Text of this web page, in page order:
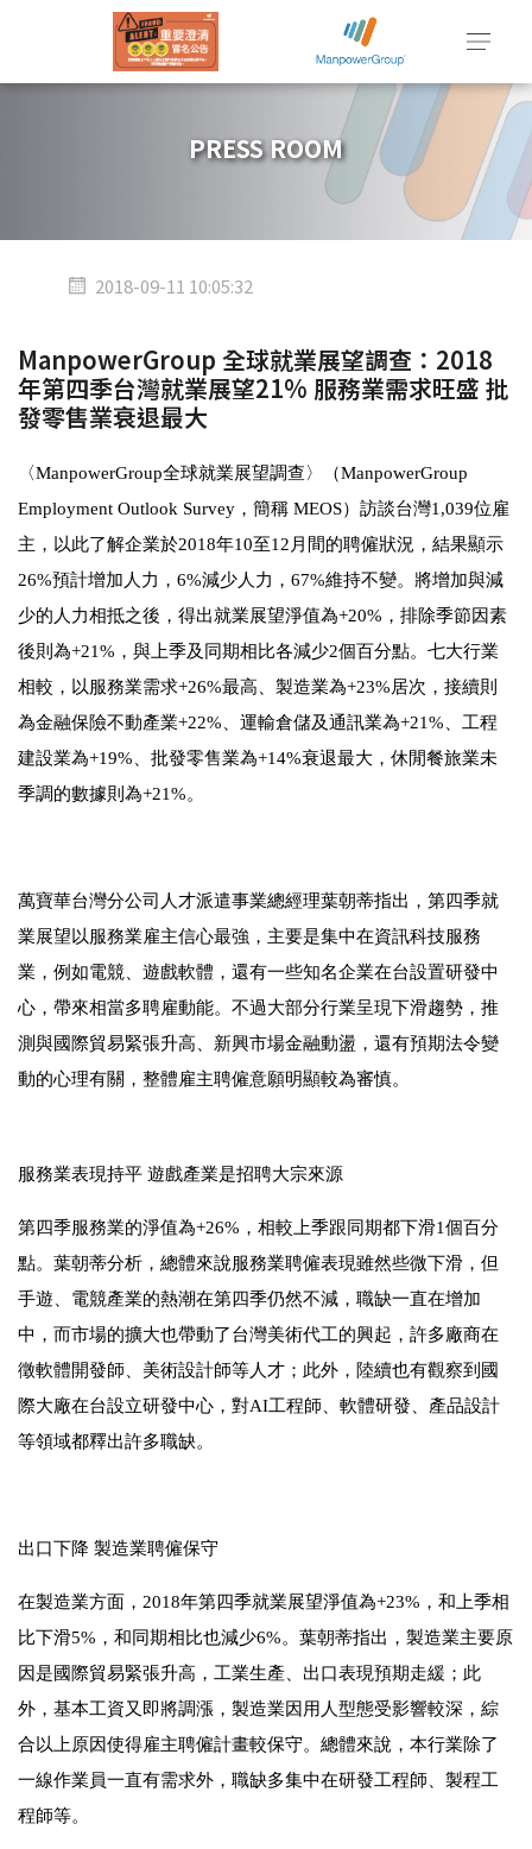
PRESS ROOM
2018-09-11 10:05:32
ManpowerGroup 全球就業展望調查：2018
年第四季台灣就業展望21% 服務業需求旺盛 批
發零售業衰退最大
〈ManpowerGroup全球就業展望調查〉（ManpowerGroup
Employment Outlook Survey ，簡稱 MEOS）訪談台灣1,039位雇
主，以此了解企業於2018年10至12 月間的聘僱狀況，結果顯示
26%預計增加人力， 6%減少人力， 67%維持不變。將增加與減
少的人力相抵之後，得出就業展望淨值為+20% ，排除季節因素
後則為+21% ，與上季及同期相比各減少2個百分點。七大行業
相較，以服務業需求+26%最高、製造業為+23%居次，接續則
為金融保險不動產業+22% 、運輸倉儲及通訊業為+21% 、工程
建設業為+19% 、批發零售業為+14%衰退最大，休閒餐旅業未
季調的數據則為+21%。
萬寶華台灣分公司人才派遣事業總經理葉朝蒂指出，第四季就
業展望以服務業雇主信心最強，主要是集中在資訊科技服務
業，例如電競、遊戲軟體，還有一些知名企業在台設置研發中
心，帶來相當多聘雇動能。不過大部分行業呈現下滑趨勢，推
測與國際貿易緊張升高、新興市場金融動盪，還有預期法令變
動的心理有關，整體雇主聘僱意願明顯較為審慎。
服務業表現持平 遊戲產業是招聘大宗來源
第四季服務業的淨值為+26% ，相較上季跟同期都下滑1個百分
點。葉朝蒂分析，總體來說服務業聘僱表現雖然些微下滑，但
手遊、電競產業的熱潮在第四季仍然不減，職缺一直在增加
中，而市場的擴大也帶動了台灣美術代工的興起，許多廠商在
徵軟體開發師、美術設計師等人才；此外，陸續也有觀察到國
際大廠在台設立研發中心，對AI工程師、軟體研發、產品設計
等領域都釋出許多職缺。
出口下降 製造業聘僱保守
在製造業方面， 2018年第四季就業展望淨值為+23% ，和上季相
比下滑5% ，和同期相比也減少6%。葉朝蒂指出，製造業主要原
因是國際貿易緊張升高，工業生產、出口表現預期走緩；此
外，基本工資又即將調漲，製造業因用人型態受影響較深，綜
合以上原因使得雇主聘僱計畫較保守。總體來說，本行業除了
一線作業員一直有需求外，職缺多集中在研發工程師、製程工
程師等。